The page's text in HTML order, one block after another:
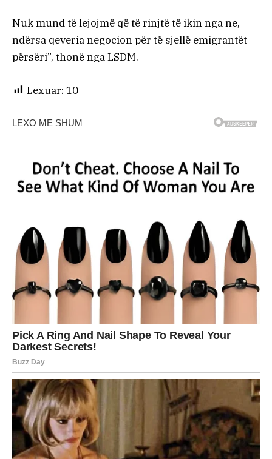
Nuk mund të lejojmë që të rinjtë të ikin nga ne,
ndërsa qeveria negocion për të sjellë emigrantët
përsëri”, thonë nga LSDM.
Lexuar: 10